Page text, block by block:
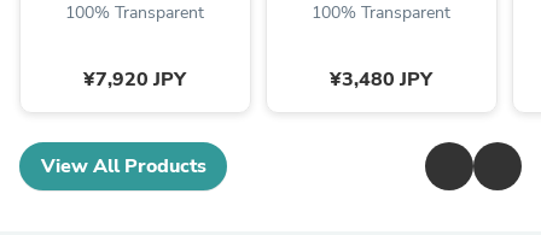
100% Transparent
¥7,920 JPY
100% Transparent
¥3,480 JPY
View All Products